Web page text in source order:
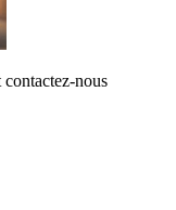
nous